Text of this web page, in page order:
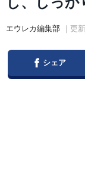
エウレカ編集部 ｜更
Facebook
シェア